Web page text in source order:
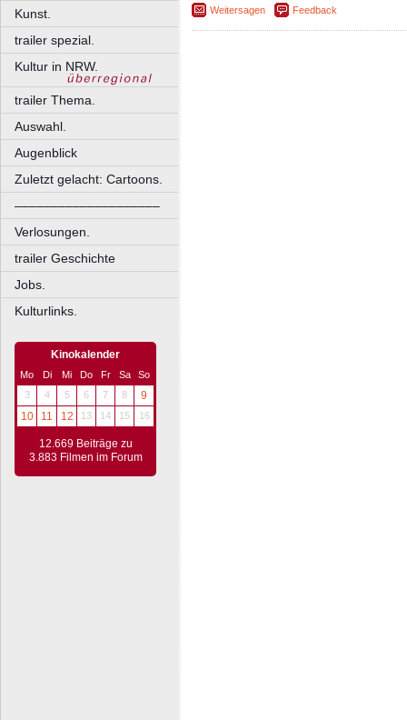
Kunst.
trailer spezial.
Kultur in NRW.
trailer Thema.
Auswahl.
Augenblick
Zuletzt gelacht: Cartoons.
––––––––––––––––––––
Verlosungen.
trailer Geschichte
Jobs.
Kulturlinks.
Kinokalender
Mo Di Mi Do Fr Sa
So
3
4 5 6 7 8
9
10
11 12 13 14 15 16
12.669 Beiträge zu
3.883 Filmen im Forum
Weitersagen Feedback